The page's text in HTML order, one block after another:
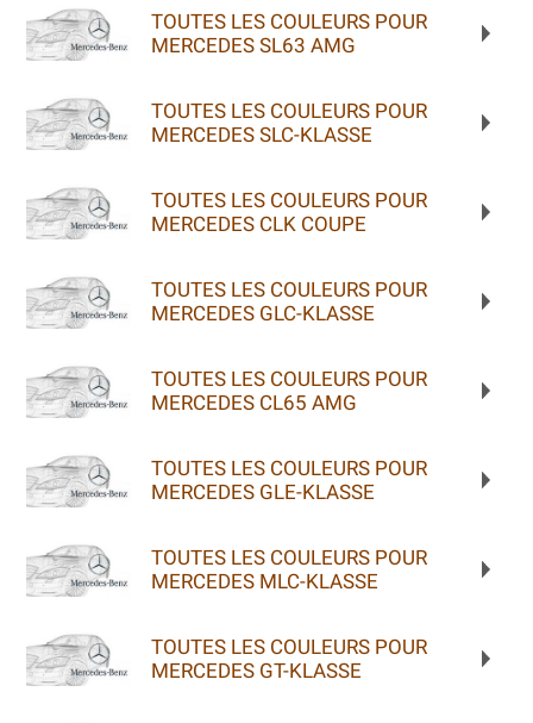
TOUTES LES COULEURS POUR
MERCEDES SL63 AMG
TOUTES LES COULEURS POUR
MERCEDES SLC-KLASSE
TOUTES LES COULEURS POUR
MERCEDES CLK COUPE
TOUTES LES COULEURS POUR
MERCEDES GLC-KLASSE
TOUTES LES COULEURS POUR
MERCEDES CL65 AMG
TOUTES LES COULEURS POUR
MERCEDES GLE-KLASSE
TOUTES LES COULEURS POUR
MERCEDES MLC-KLASSE
TOUTES LES COULEURS POUR
MERCEDES GT-KLASSE